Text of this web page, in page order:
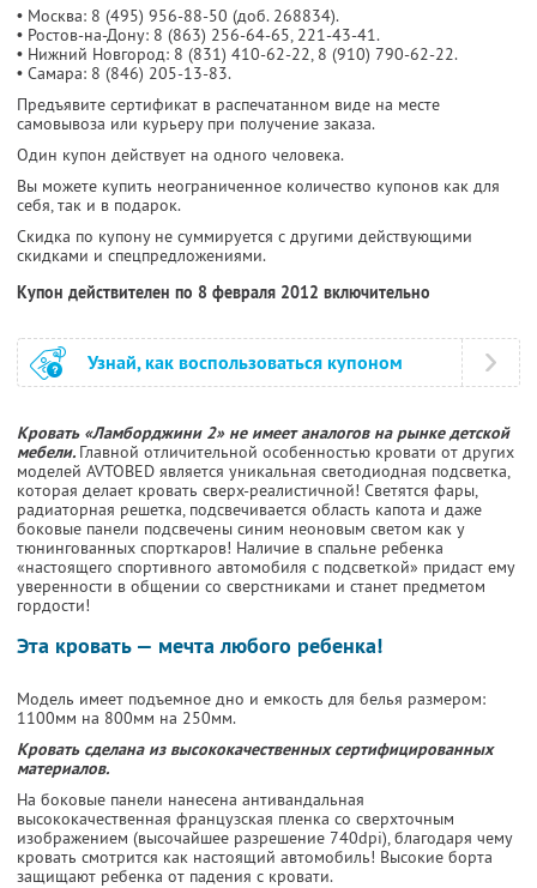
• Москва: 8 (495) 956-88-50 (доб. 268834).
• Ростов-на-Дону: 8 (863) 256-64-65, 221-43-41.
• Нижний Новгород: 8 (831) 410-62-22, 8 (910) 790-62-22.
• Самара: 8 (846) 205-13-83.
Предъявите сертификат в распечатанном виде на месте
самовывоза или курьеру при получение заказа.
Один купон действует на одного человека.
Вы можете купить неограниченное количество купонов как для
себя, так и в подарок.
Скидка по купону не суммируется с другими действующими
скидками и спецпредложениями.
Купон действителен по 8 февраля 2012 включительно
Узнай, как воспользоваться купоном
Кровать «Ламборджини 2» не имеет аналогов на рынке детской
мебели. Главной отличительной особенностью кровати от других
моделей AVTOBED является уникальная светодиодная подсветка,
которая делает кровать сверх-реалистичной! Светятся фары,
радиаторная решетка, подсвечивается область капота и даже
боковые панели подсвечены синим неоновым светом как у
тюнингованных спорткаров! Наличие в спальне ребенка
«настоящего спортивного автомобиля с подсветкой» придаст ему
уверенности в общении со сверстниками и станет предметом
гордости!
Эта кровать — мечта любого ребенка!
Модель имеет подъемное дно и емкость для белья размером:
1100мм на 800мм на 250мм.
Кровать сделана из высококачественных сертифицированных
материалов.
На боковые панели нанесена антивандальная
высококачественная французская пленка со сверхточным
изображением (высочайшее разрешение 740dpi), благодаря чему
кровать смотрится как настоящий автомобиль! Высокие борта
защищают ребенка от падения с кровати.